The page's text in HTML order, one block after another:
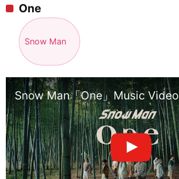
One
Snow Man
Snow Man「One」Music Video